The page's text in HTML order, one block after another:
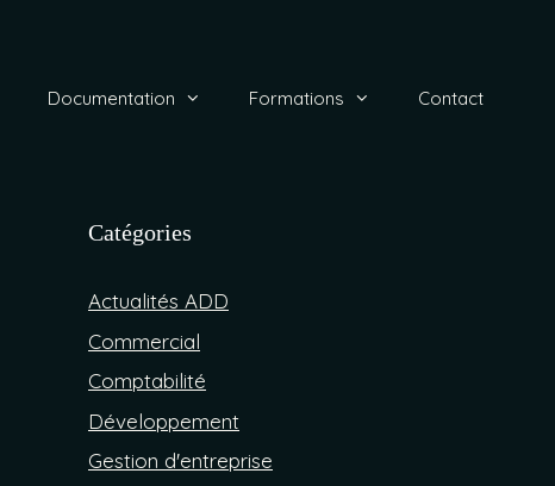
Documentation Formations Contact
Catégories
Actualités ADD
Commercial
Comptabilité
Développement
Gestion d'entreprise